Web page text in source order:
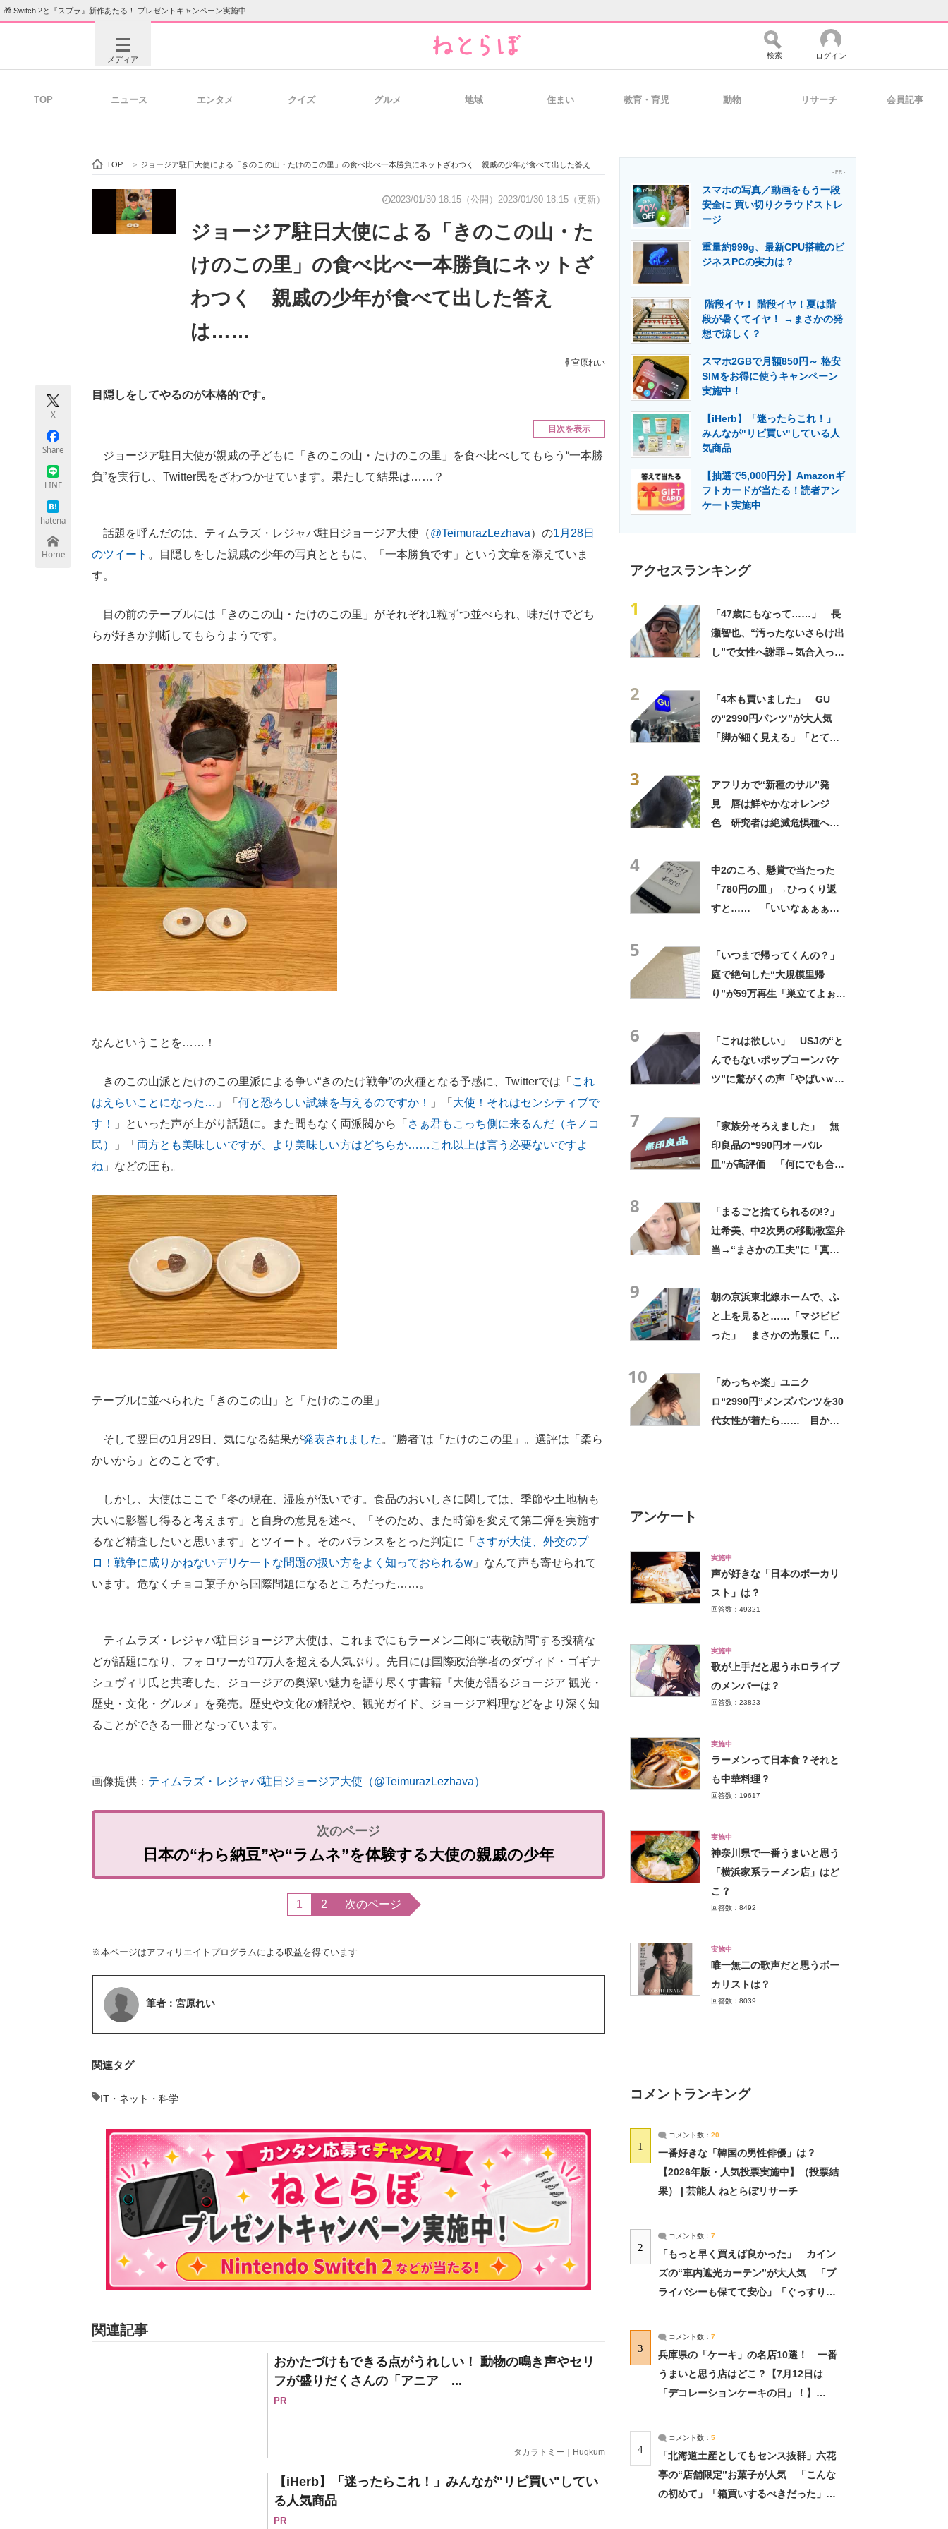
🎁 Switch 2と『スプラ』新作あたる！ プレゼントキャンペーン実施中
メディア
ビジネスと働き方のヒント 経営リーダーのコミュニティ マーケ×ITの今がよく分かる
ITエンジニア向け専門サイト 企業向けIT製品の総合サイト IT製品の技術・比較・事例 製造業のIT導入・活用を支援
モノづくり技術者専門サイト エネルギーの専門メディア 建設×テクノロジーの最前線
ちょっと気になるネットの話題
検索 ログイン
TOP ニュース エンタメ クイズ グルメ 地域 住まい 教育・育児 動物 リサーチ 会員記事
TOP > ジョージア駐日大使による「きのこの山・たけのこの里」の食べ比べ一本勝負にネットざわつく 親戚の少年が食べて出した答えは……
2023/01/30 18:15（公開） 2023/01/30 18:15（更新）
ジョージア駐日大使による「きのこの山・た
けのこの里」の食べ比べ一本勝負にネットざ
わつく 親戚の少年が食べて出した答え
は……
宮原れい
X
Share
LINE
hatena
Home
目隠しをしてやるのが本格的です。
目次を表示
ジョージア駐日大使が親戚の子どもに「きのこの山・たけのこの里」を食べ比べしてもらう“一本勝
負”を実行し、Twitter民をざわつかせています。果たして結果は……？
話題を呼んだのは、ティムラズ・レジャバ駐日ジョージア大使（@TeimurazLezhava）の1月28日
のツイート 。目隠しをした親戚の少年の写真とともに、「一本勝負です」という文章を添えていま
す。
目の前のテーブルには「きのこの山・たけのこの里」がそれぞれ1粒ずつ並べられ、味だけでどち
らが好きか判断してもらうようです。
なんということを……！
きのこの山派とたけのこの里派による争い“きのたけ戦争”の火種となる予感に、Twitterでは「 これ
はえらいことになった… 」「 何と恐ろしい試練を与えるのですか！ 」「 大使！それはセンシティブで
す！
」といった声が上がり話題に。また間もなく両派閥から「 さぁ君もこっち側に来るんだ（キノコ
民）
」「 両方とも美味しいですが、より美味しい方はどちらか……これ以上は言う必要ないですよ
ね 」などの圧も。
テーブルに並べられた「きのこの山」と「たけのこの里」
そして翌日の1月29日、気になる結果が発表されました 。“勝者”は「たけのこの里」。選評は「柔ら
かいから」とのことです。
しかし、大使はここで「冬の現在、湿度が低いです。食品のおいしさに関しては、季節や土地柄も
大いに影響し得ると考えます」と自身の意見を述べ、「そのため、また時節を変えて第二弾を実施す
るなど精査したいと思います」とツイート。そのバランスをとった判定に「 さすが大使、外交のプ
ロ！戦争に成りかねないデリケートな問題の扱い方をよく知っておられるw 」なんて声も寄せられて
います。危なくチョコ菓子から国際問題になるところだった……。
ティムラズ・レジャバ駐日ジョージア大使は、これまでにもラーメン二郎に“表敬訪問”する投稿な
どが話題になり、フォロワーが17万人を超える人気ぶり。先日には国際政治学者のダヴィド・ゴギナ
シュヴィリ氏と共著した、ジョージアの奥深い魅力を語り尽くす書籍『大使が語るジョージア 観光・
歴史・文化・グルメ』を発売。歴史や文化の解説や、観光ガイド、ジョージア料理などをより深く知
ることができる一冊となっています。
画像提供： ティムラズ・レジャバ駐日ジョージア大使（@TeimurazLezhava）
日本の“わら納豆”や“ラムネ”を体験する大使の親戚の少年
1 2 次のページ
※本ページはアフィリエイトプログラムによる収益を得ています
筆者：宮原れい
関連タグ
IT・ネット・科学
関連記事
おかたづけもできる点がうれしい！ 動物の鳴き声やセリ
フが盛りだくさんの「アニア ...
PR
タカラトミー｜Hugkum
【iHerb】「迷ったらこれ！」みんなが"リピ買い"してい
る人気商品
PR
- PR -
スマホの写真／動画をもう一段
安全に 買い切りクラウドストレ
ージ
重量約999g、最新CPU搭載のビ
ジネスPCの実力は？
階段イヤ！ 階段イヤ！夏は階
段が暑くてイヤ！ →まさかの発
想で涼しく？
スマホ2GBで月額850円～ 格安
SIMをお得に使うキャンペーン
実施中！
【iHerb】「迷ったらこれ！」
みんなが"リピ買い"している人
気商品
【抽選で5,000円分】Amazonギ
フトカードが当たる！読者アン
ケート実施中
アクセスランキング
1
「47歳にもなって……」 長
瀬智也、“汚ったないさらけ出
し”で女性へ謝罪→気合入った
2
「4本も買いました」 GU
の“2990円パンツ”が大人気
「脚が細く見える」「とても
3
アフリカで“新種のサル”発
見 唇は鮮やかなオレンジ
色 研究者は絶滅危惧種への
4
中2のころ、懸賞で当たった
「780円の皿」→ひっくり返
すと…… 「いいなぁぁぁぁ
5
「いつまで帰ってくんの？」
庭で絶句した“大規模里帰
り”が59万再生「巣立てよぉぉ
6
「これは欲しい」 USJの“と
んでもないポップコーンバケ
ツ”に驚がくの声「やばいｗ
7
「家族分そろえました」 無
印良品の“990円オーバル
皿”が高評価 「何にでも合
8
「まるごと捨てられるの!?」
辻希美、中2次男の移動教室弁
当→“まさかの工夫”に「真似
9
朝の京浜東北線ホームで、ふ
と上を見ると……「マジビビ
った」 まさかの光景に「こ
10
「めっちゃ楽」ユニク
ロ“2990円”メンズパンツを30
代女性が着たら…… 目から
アンケート
実施中
声が好きな「日本のボーカリ
スト」は？
回答数：49321
実施中
歌が上手だと思うホロライブ
のメンバーは？
回答数：23823
実施中
ラーメンって日本食？それと
も中華料理？
回答数：19617
実施中
神奈川県で一番うまいと思う
「横浜家系ラーメン店」はど
こ？
回答数：8492
実施中
唯一無二の歌声だと思うボー
カリストは？
回答数：8039
コメントランキング
1
コメント数： 20
一番好きな「韓国の男性俳優」は？
【2026年版・人気投票実施中】（投票結
果） | 芸能人 ねとらぼリサーチ
2
コメント数： 7
「もっと早く買えば良かった」 カイン
ズの“車内遮光カーテン”が大人気 「プ
ライバシーも保てて安心」「ぐっすり眠
3
コメント数： 7
兵庫県の「ケーキ」の名店10選！ 一番
うまいと思う店はどこ？【7月12日は
「デコレーションケーキの日」！】
4
コメント数： 5
「北海道土産としてもセンス抜群」六花
亭の“店舗限定”お菓子が人気 「こんな
の初めて」「箱買いするべきだった」